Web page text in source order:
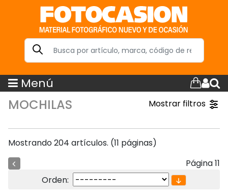
Menú
MOCHILAS Mostrar filtros
Mostrando 204 artículos. (11 páginas)
Página 11
Orden: